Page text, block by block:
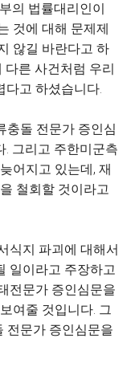
의 법률대리인이
것에 대해 문제제
않길 바란다고 하
다른 사건처럼 우리
다고 하셨습니다.
충돌 전문가 증인심
. 그리고 주한미군측
어지고 있는데, 재
철회할 것이라고
식지 파괴에 대해서
일이라고 주장하고
전문가 증인심문을
여줄 것입니다. 그
전문가 증인심문을